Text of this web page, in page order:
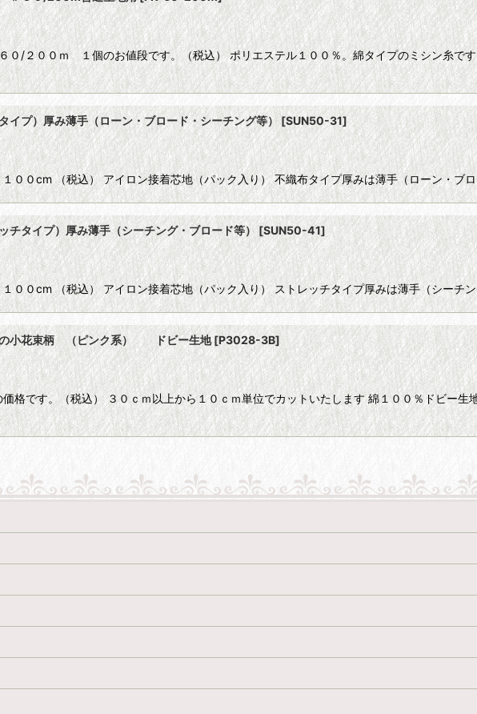
０/２００ｍ １個のお値段です。（税込） ポリエステル１００％。綿タイプのミシン糸で
イプ）厚み薄手（ローン・ブロード・シーチング等） [SUN50-31]
００cm （税込） アイロン接着芯地（パック入り） 不織布タイプ厚みは薄手（ローン・ブ
チタイプ）厚み薄手（シーチング・ブロード等） [SUN50-41]
００cm （税込） アイロン接着芯地（パック入り） ストレッチタイプ厚みは薄手（シーチ
の小花束柄 （ピンク系） ドビー生地[P3028-3B]
格です。（税込） ３０ｃｍ以上から１０ｃｍ単位でカットいたします 綿１００％ドビー